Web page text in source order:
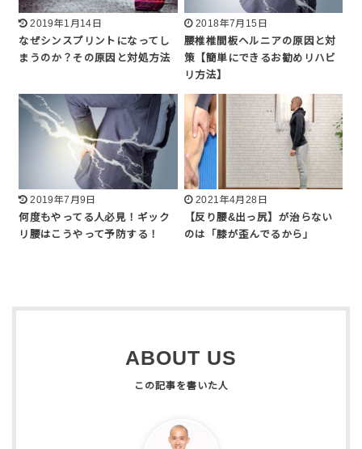
2019年1月14日
なぜシンスプリントになってし
まうのか？その原因と対処方法
2018年7月15日
腰椎椎間板ヘルニアの原因と対
策【簡単にできるお勧めリハビ
リ方法】
2019年7月9日
何度もやってる人必見！ギック
リ腰はこうやって予防する！
2021年4月28日
【反り腰&出っ尻】が治らない
のは「膝が歪んでるから」
ABOUT US